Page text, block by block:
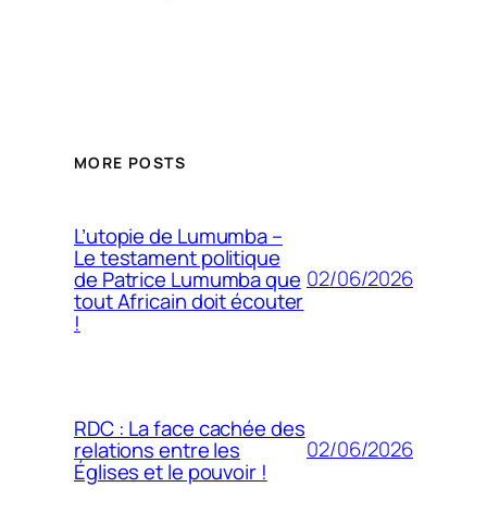
MORE POSTS
L’utopie de Lumumba –
Le testament politique
de Patrice Lumumba que
tout Africain doit écouter
!
02/06/2026
RDC : La face cachée des
relations entre les
Églises et le pouvoir !
02/06/2026